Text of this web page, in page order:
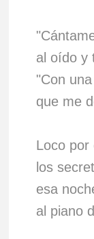
al oído y
"Con
que me
Loco por
los
esa
al piano